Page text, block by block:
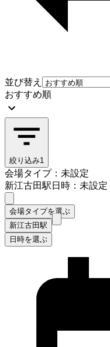
並び替え
おすすめ順
絞り込み1
会場タイプ：未設定
新江古田駅日時：未設定
会場タイプを選ぶ
新江古田駅
日時を選ぶ